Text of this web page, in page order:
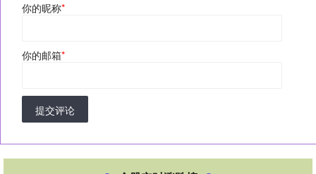
你的昵称*
你的邮箱*
提交评论